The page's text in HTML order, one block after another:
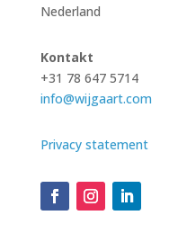
Nederland
Kontakt
+31 78 647 5714
info@wijgaart.com
Privacy statement